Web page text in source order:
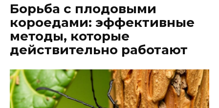
Борьба с плодовыми
короедами: эффективные
методы, которые
действительно работают